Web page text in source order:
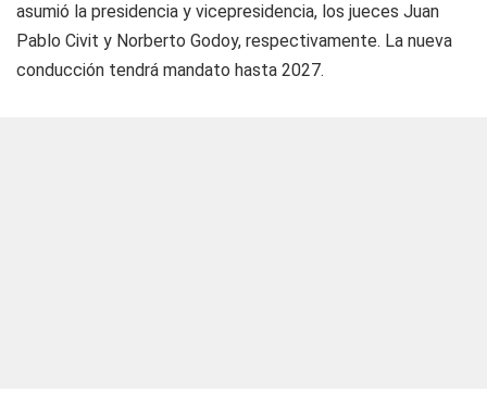
asumió la presidencia y vicepresidencia, los jueces Juan
Pablo Civit y Norberto Godoy, respectivamente. La nueva
conducción tendrá mandato hasta 2027.